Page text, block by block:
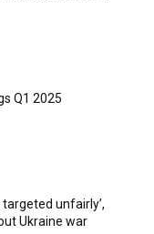
Q1 2025
targeted unfairly’,
Ukraine war